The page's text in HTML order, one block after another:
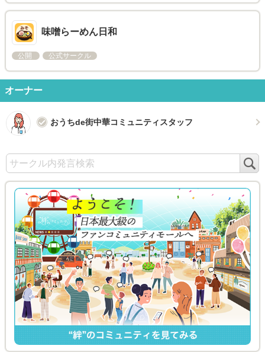
味噌らーめん日和
公開 公式サークル
オーナー
おうちde街中華コミュニティスタッフ